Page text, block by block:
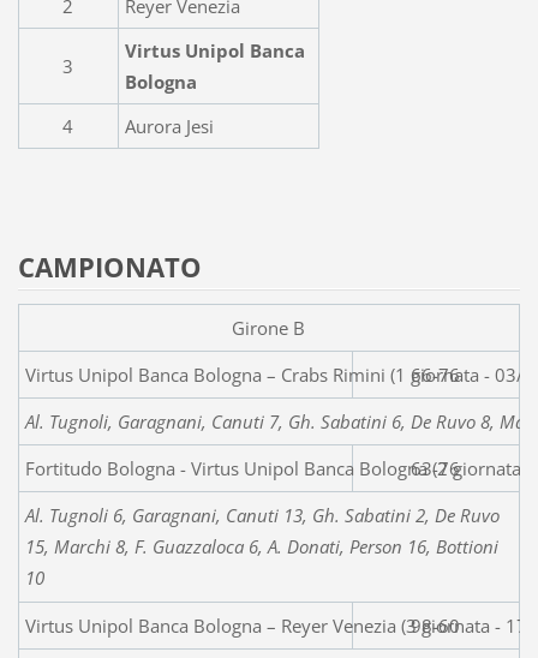
2 Reyer Venezia
3
Virtus Unipol Banca
Bologna
4
Aurora Jesi
CAMPIONATO
Girone B
Virtus Unipol Banca Bologna – Crabs
66-76
Al. Tugnoli, Garagnani, Canuti 7, Gh. Sabatini 6, De Ruvo 8,
Fortitudo Bologna - Virtus Unipol Banca Bologna (2 giornata
63-76
Al. Tugnoli 6, Garagnani, Canuti 13, Gh. Sabatini 2, De Ruvo
15, Marchi 8, F. Guazzaloca 6, A. Donati, Person 16, Bottioni
10
Virtus Unipol Banca Bologna – Reyer Venezia (3 giornata -
98-60